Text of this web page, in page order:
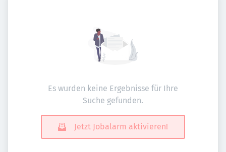
Es wurden keine Ergebnisse für Ihre
Suche gefunden.
Jetzt Jobalarm aktivieren!